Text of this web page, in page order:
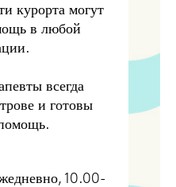
курорта могут
в любой
всегда
и готовы
10.00-